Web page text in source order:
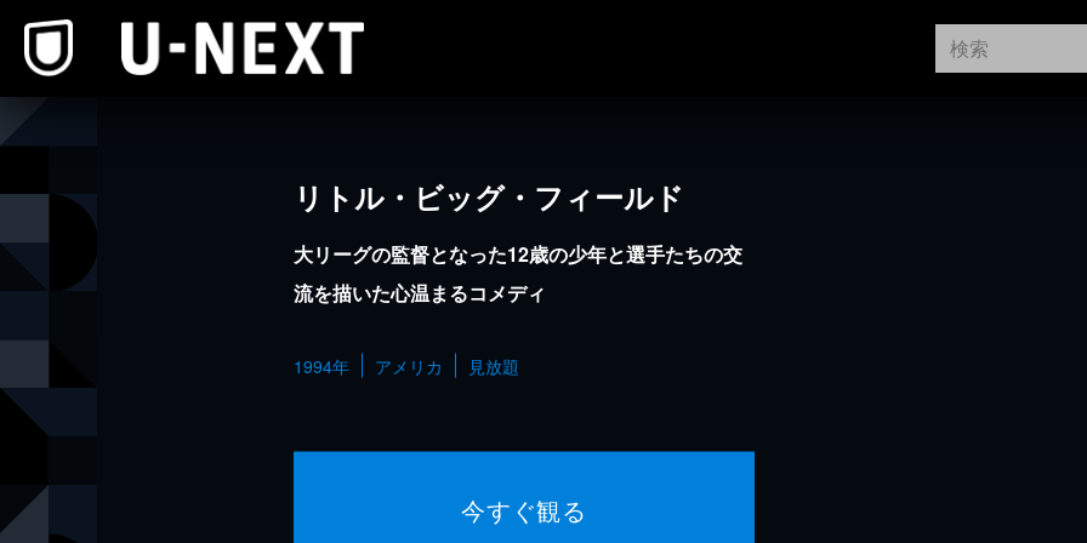
リトル・ビッグ・フィールド
大リーグの監督となった12歳の少年と選手たちの交
流を描いた心温まるコメディ
1994年 アメリカ 見放題
今すぐ観る